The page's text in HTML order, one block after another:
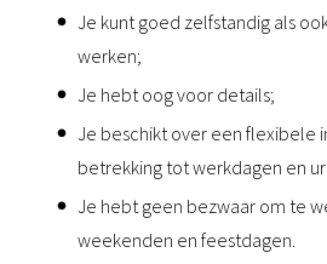
Je kunt goed zelfstandig als
werken;
Je hebt oog voor details;
Je beschikt over een flexibele
betrekking tot werkdagen en
Je hebt geen bezwaar om te
weekenden en feestdagen.